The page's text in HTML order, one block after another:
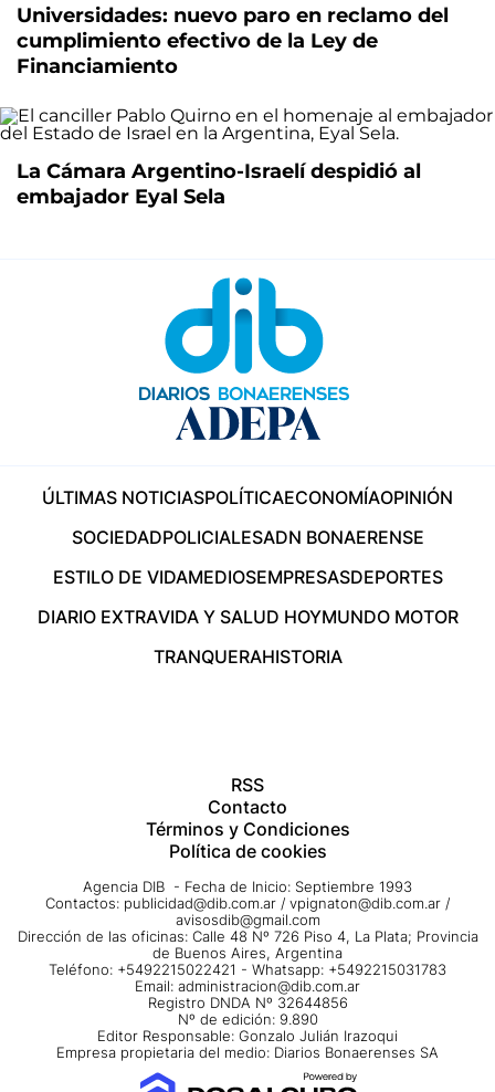
Universidades: nuevo paro en reclamo del
cumplimiento efectivo de la Ley de
Financiamiento
La Cámara Argentino-Israelí despidió al
embajador Eyal Sela
ÚLTIMAS NOTICIASPOLÍTICAECONOMÍAOPINIÓN
SOCIEDADPOLICIALESADN BONAERENSE
ESTILO DE VIDAMEDIOSEMPRESASDEPORTES
DIARIO EXTRAVIDA Y SALUD HOYMUNDO MOTOR
TRANQUERAHISTORIA
RSS
Contacto
Términos y Condiciones
Política de cookies
Agencia DIB - Fecha de Inicio: Septiembre 1993
Contactos: publicidad@dib.com.ar / vpignaton@dib.com.ar /
avisosdib@gmail.com
Dirección de las oficinas: Calle 48 Nº 726 Piso 4, La Plata; Provincia
de Buenos Aires, Argentina
Teléfono: +5492215022421 - Whatsapp: +5492215031783
Email: administracion@dib.com.ar
Registro DNDA Nº 32644856
Nº de edición: 9.890
Editor Responsable: Gonzalo Julián Irazoqui
Empresa propietaria del medio: Diarios Bonaerenses SA